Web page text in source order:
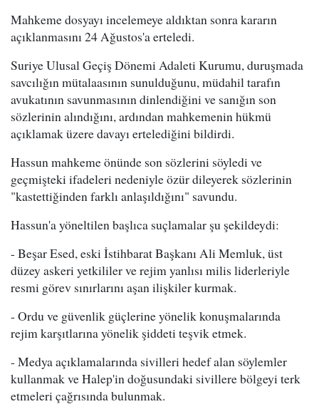
Mahkeme dosyayı incelemeye aldıktan sonra kararın
açıklanmasını 24 Ağustos'a erteledi.
Suriye Ulusal Geçiş Dönemi Adaleti Kurumu, duruşmada
savcılığın mütalaasının sunulduğunu, müdahil tarafın
avukatının savunmasının dinlendiğini ve sanığın son
sözlerinin alındığını, ardından mahkemenin hükmü
açıklamak üzere davayı ertelediğini bildirdi.
Hassun mahkeme önünde son sözlerini söyledi ve
geçmişteki ifadeleri nedeniyle özür dileyerek sözlerinin
"kastettiğinden farklı anlaşıldığını" savundu.
Hassun'a yöneltilen başlıca suçlamalar şu şekildeydi:
- Beşar Esed, eski İstihbarat Başkanı Ali Memluk, üst
düzey askeri yetkililer ve rejim yanlısı milis liderleriyle
resmi görev sınırlarını aşan ilişkiler kurmak.
- Ordu ve güvenlik güçlerine yönelik konuşmalarında
rejim karşıtlarına yönelik şiddeti teşvik etmek.
- Medya açıklamalarında sivilleri hedef alan söylemler
kullanmak ve Halep'in doğusundaki sivillere bölgeyi terk
etmeleri çağrısında bulunmak.